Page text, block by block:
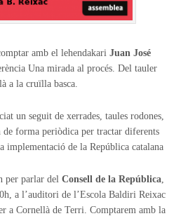
amb el lehendakari Juan José
Una mirada al procés. Del tauler
a la cruïlla basca.
un seguit de xerrades, taules rodones,
forma periòdica per tractar diferents
implementació de la República catalana
per parlar del Consell de la República
a l’auditori de l’Escola Baldiri Reixac
a Cornellà de Terri. Comptarem amb la